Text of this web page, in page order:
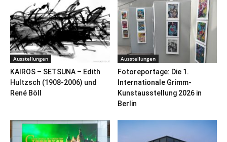
Ausstellungen
KAIROS – SETSUNA – Edith
Hultzsch (1908-2006) und
René Böll
Ausstellungen
Fotoreportage: Die 1.
Internationale Grimm-
Kunstausstellung 2026 in
Berlin